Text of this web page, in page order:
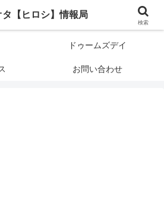
の独自な目線から、おすすめなどの紹介や気に
ドゥームズデイ
お問い合わせ
タ【ヒロシ】情報局
検索